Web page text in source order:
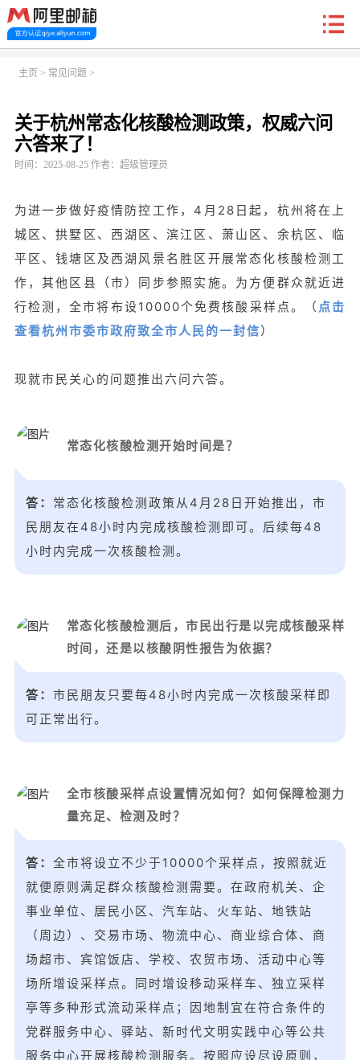
首页 阿里企业邮箱 信创邮 收费标准 功能
主页 > 常见问题 >
关于杭州常态化核酸检测政策，权威六问
六答来了！
时间：2025-08-25 作者：超级管理员
为进一步做好疫情防控工作，4月28日起，杭州将在上
城区、拱墅区、西湖区、滨江区、萧山区、余杭区、临
平区、钱塘区及西湖风景名胜区开展常态化核酸检测工
作，其他区县（市）同步参照实施。为方便群众就近进
行检测，全市将布设10000个免费核酸采样点。（ 点击
查看杭州市委市政府致全市人民的一封信）
现就市民关心的问题推出六问六答。
常态化核酸检测开始时间是？
答： 常态化核酸检测政策从4月28日开始推出，市
民朋友在48小时内完成核酸检测即可。后续每48
小时内完成一次核酸检测。
常态化核酸检测后，市民出行是以完成核酸采样
时间，还是以核酸阴性报告为依据？
答： 市民朋友只要每48小时内完成一次核酸采样即
可正常出行。
全市核酸采样点设置情况如何？如何保障检测力
量充足、检测及时？
答： 全市将设立不少于10000个采样点，按照就近
就便原则满足群众核酸检测需要。在政府机关、企
事业单位、居民小区、汽车站、火车站、地铁站
（周边）、交易市场、物流中心、商业综合体、商
场超市、宾馆饭店、学校、农贸市场、活动中心等
场所增设采样点。同时增设移动采样车、独立采样
亭等多种形式流动采样点；因地制宜在符合条件的
党群服务中心、驿站、新时代文明实践中心等公共
服务中心开展核酸检测服务。按照应设尽设原则，